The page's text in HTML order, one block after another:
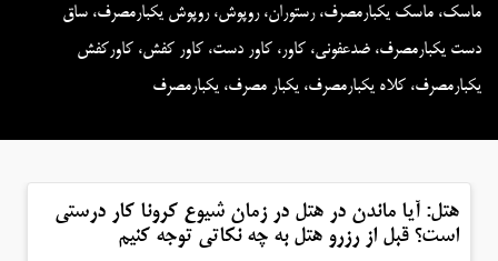
ماسک، ماسک یکبارمصرف، رستوران، روپوش، روپوش یکبارمصرف، ساق
دست یکبارمصرف، ضدعفونی، کاور، کاور دست، کاور کفش، کاورکفش
یکبارمصرف، کلاه یکبارمصرف، یکبار مصرف، یکبارمصرف
هتل: آیا ماندن در هتل در زمان شیوع کرونا کار درستی
است؟ قبل از رزرو هتل به چه نکاتی توجه کنیم